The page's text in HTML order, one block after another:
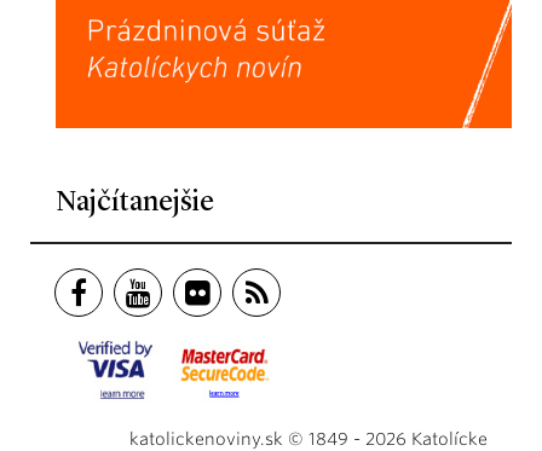
Najčítanejšie
katolickenoviny.sk © 1849 - 2026 Katolícke